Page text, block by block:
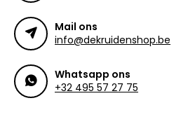
Mail ons
info@dekruidenshop.be
Whatsapp ons
+32 495 57 27 75